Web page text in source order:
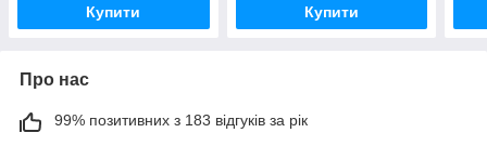
Купити Купити
Про нас
99% позитивних з 183 відгуків за рік